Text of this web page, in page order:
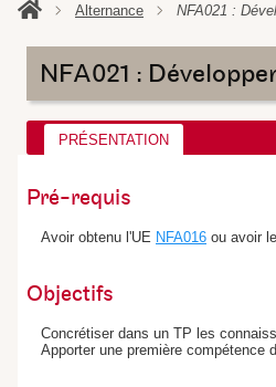
Alternance NFA021 :
NFA021 :
PRÉSENTATION
Pré-requis
Avoir obtenu l'UE NFA016 ou avoir
Objectifs
Concrétiser dans un TP les
Apporter une première compétence